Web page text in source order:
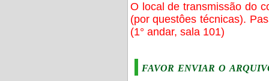
O local de transmissão do
(por questôes técnicas).
(1° andar, sala 101)
favor enviar o